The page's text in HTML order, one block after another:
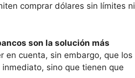
comprar dólares sin límites ni
son la solución más
en cuenta, sin embargo, que los
sino que tienen que